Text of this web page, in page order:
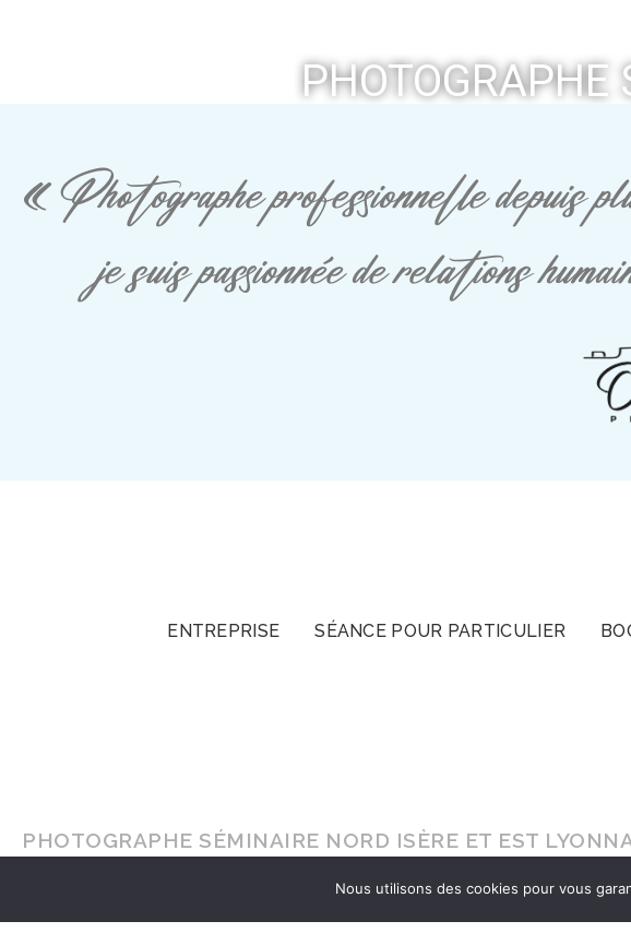
PHOTOGRAPHE
« Photographe professionnelle depuis
je suis passionnée de relations
ENTREPRISE SÉANCE POUR PARTICULIER
PHOTOGRAPHE SÉMINAIRE NORD ISÈRE ET EST
, faites-vous le cadeau
Nous utilisons des cookies pour vous